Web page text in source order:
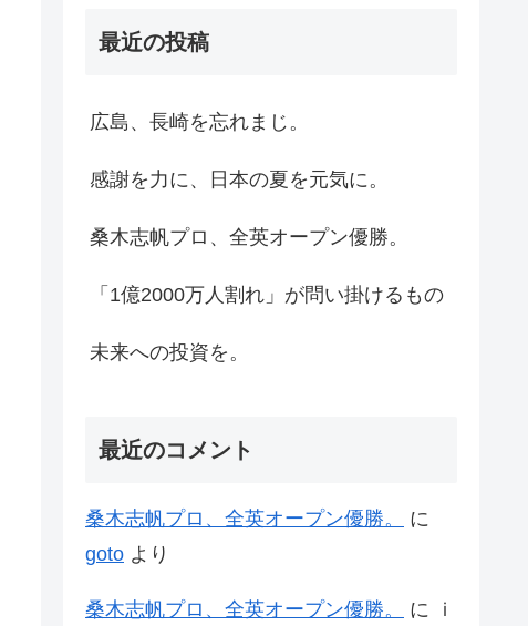
最近の投稿
広島、長崎を忘れまじ。
感謝を力に、日本の夏を元気に。
桑木志帆プロ、全英オープン優勝。
「1億2000万人割れ」が問い掛けるもの
未来への投資を。
最近のコメント
桑木志帆プロ、全英オープン優勝。
に
goto より
桑木志帆プロ、全英オープン優勝。 に
ｉ